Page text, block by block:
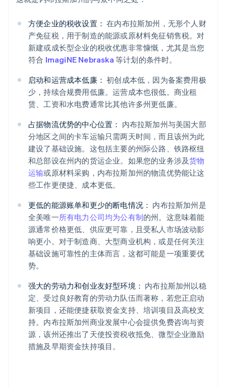
方便企业的税收设置： 在内布拉斯加州，无形个人财
产免征税，用于制造的能源或原材料免征销售税。对
新建或成长型企业的税收优惠非常慷慨，尤其是当您
符合 ImagiNE Nebraska 等计划的条件时。
启动和运营成本低廉： 初创成本低，因为备案费用极
少，持续合规费用低廉。运营成本也很低。商业租
赁、工资和水电费通常比其他许多州更低廉。
占据物流优势的中心位置： 内布拉斯加州与美国大部
分地区之间的卡车运输只需两天时间，而且该州为此
建设了基础设施。这包括主要的州际公路、铁路枢纽
和总部设在州内的货运企业。如果您的业务涉及货物
运输或原材料采购，内布拉斯加州的物流优势能让这
些工作更便捷、成本更低。
更低的能源账单和更少的断电情况： 内布拉斯加州是
全美唯一所有电力公司均为公有制的州。这意味着能
源通常价格更低、供应更可靠，且受私人市场波动影
响更小。对于制造商、大型商业机构，或是任何关注
基础设施可靠性的主体而言，这都可能是一项重要优
势。
强大的劳动力和创业友好型环境： 内布拉斯加州以稳
定、受过良好教育的劳动力队伍而著称，若您正启动
新项目，还能便捷获取资金支持、培训项目及高校支
持。内布拉斯加州商业发展中心会提供免费咨询与资
源，该州还推出了天使投资税收抵免、微型企业激励
措施及早期资金扶持项目。